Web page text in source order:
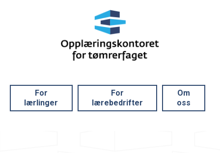
For
lærlinger
For
lærebedrifter
Om
oss